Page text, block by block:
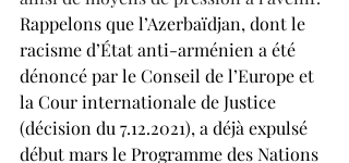
Rappelons que l’Azerbaïdjan, dont le
racisme d’État anti-arménien a été
dénoncé par le Conseil de l’Europe et
la Cour internationale de Justice
(décision du 7.12.2021), a déjà expulsé
début mars le Programme des Nations